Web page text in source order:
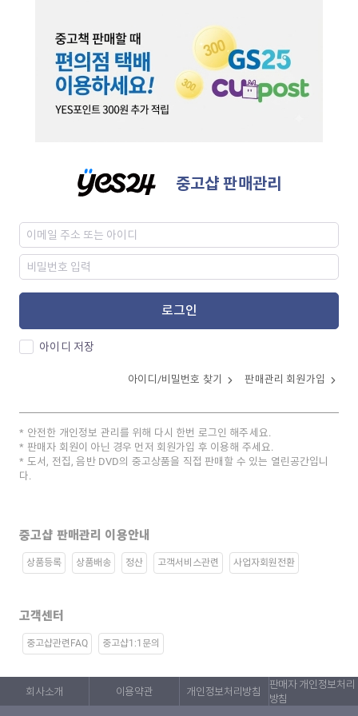
중고샵 판매관리
로그인
아이디 저장
아이디/비밀번호 찾기 판매관리 회원가입
안전한 개인정보 관리를 위해 다시 한번 로그인 해주세요.
판매자 회원이 아닌 경우 먼저 회원가입 후 이용해 주세요.
도서, 전집, 음반 DVD의 중고상품을 직접 판매할 수 있는 열린공간입니
다.
중고샵 판매관리 이용안내
상품등록 상품배송 정산 고객서비스관련 사업자회원전환
고객센터
중고샵관련FAQ 중고샵1:1문의
회사소개 이용약관 개인정보처리방침
판매자 개인정보처리
방침